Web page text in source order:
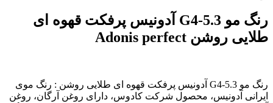
رنگ مو G4-5.3 آدونیس پرفکت قهوه ای
طلایی روشن Adonis perfect
رنگ مو G4-5.3 آدونیس پرفکت قهوه ای طلایی روشن : رنگ موی
ایرانی آدونیس، محصول شرکت کادوس، دارای روغن آرگان، روغن